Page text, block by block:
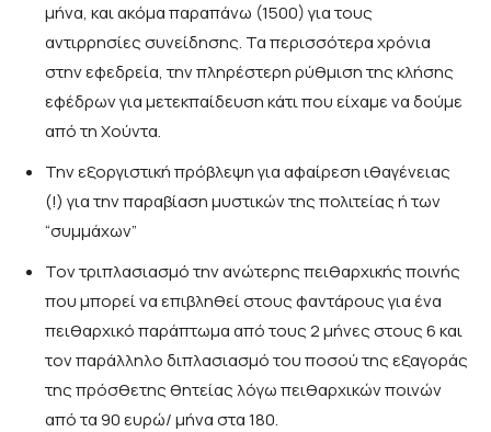
μήνα, και ακόμα παραπάνω (1500) για τους
αντιρρησίες συνείδησης. Τα περισσότερα χρόνια
στην εφεδρεία, την πληρέστερη ρύθμιση της κλήσης
εφέδρων για μετεκπαίδευση κάτι που είχαμε να δούμε
από τη Χούντα.
Την εξοργιστική πρόβλεψη για αφαίρεση ιθαγένειας
(!) για την παραβίαση μυστικών της πολιτείας ή των
“συμμάχων”
Τον τριπλασιασμό την ανώτερης πειθαρχικής ποινής
που μπορεί να επιβληθεί στους φαντάρους για ένα
πειθαρχικό παράπτωμα από τους 2 μήνες στους 6 και
τον παράλληλο διπλασιασμό του ποσού της εξαγοράς
της πρόσθετης θητείας λόγω πειθαρχικών ποινών
από τα 90 ευρώ/ μήνα στα 180.